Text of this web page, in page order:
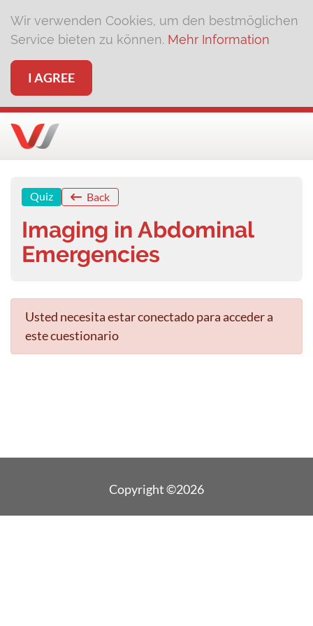
Wir verwenden Cookies, um den bestmöglichen
Service bieten zu können. Mehr Information
I AGREE
Quiz Back
Imaging in Abdominal
Emergencies
Usted necesita estar conectado para acceder a
este cuestionario
Copyright ©2026